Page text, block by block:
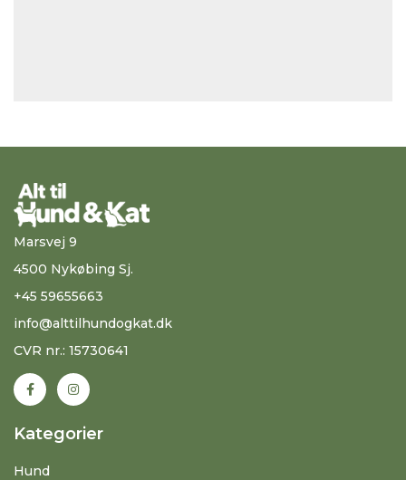
Marsvej 9
4500 Nykøbing Sj.
+45 59655663
info@alttilhundogkat.dk
CVR nr.: 15730641
Kategorier
Hund